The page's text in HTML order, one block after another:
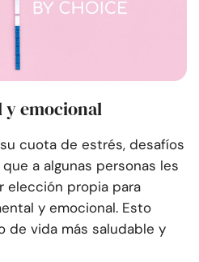
y emocional
cuota de estrés, desafíos
a algunas personas les
elección propia para
y emocional. Esto
de vida más saludable y